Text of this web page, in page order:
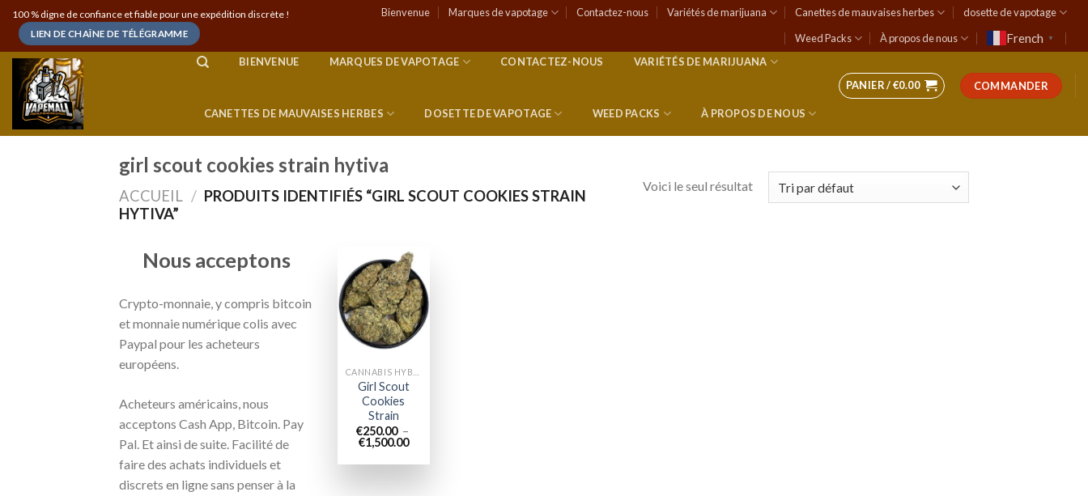
Skip
content
100 % digne de confiance et fiable pour une expédition discrète !
LIEN DE CHAÎNE DE TÉLÉGRAMME
Bienvenue Marques de vapotage Contactez-nous Variétés de marijuana Canettes de mauvaises herbes
dosette de vapotage
Weed Packs
À propos de nous French ▼
BIENVENUE MARQUES DE VAPOTAGE CONTACTEZ-NOUS VARIÉTÉS DE MARIJUANA
CANETTES DE MAUVAISES HERBES DOSETTE DE VAPOTAGE WEED PACKS À PROPOS DE NOUS
PANIER /€0.00 COMMANDER
girl scout cookies strain hytiva
ACCUEIL / PRODUITS IDENTIFIÉS “GIRL SCOUT COOKIES STRAIN
HYTIVA”
Voici le seul résultat
Nous acceptons
Crypto-monnaie, y compris bitcoin
et monnaie numérique colis avec
Paypal pour les acheteurs
européens.
Acheteurs américains, nous
acceptons Cash App, Bitcoin. Pay
Pal. Et ainsi de suite. Facilité de
faire des achats individuels et
discrets en ligne sans penser à la
Add to
wishlist
Girl Scout
Cookies
Strain
€250.00 –
€1,500.00Plage
prix :